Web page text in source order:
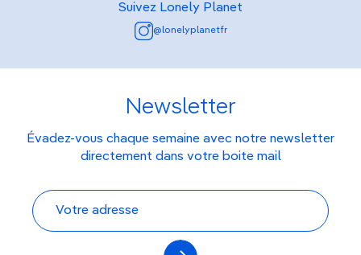
Suivez Lonely Planet
@lonelyplanetfr
Newsletter
Évadez-vous chaque semaine avec notre newsletter
directement dans votre boite mail